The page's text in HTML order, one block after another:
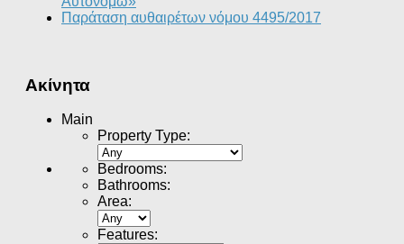
Παράταση αυθαιρέτων νόμου 4495/2017
Ακίνητα
Main
Property Type:
Bedrooms:
Bathrooms:
Area:
Features: